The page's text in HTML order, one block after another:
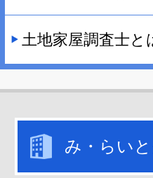
土地家屋調査士と
み・らい